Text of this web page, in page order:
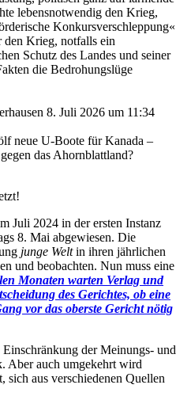
lebensnotwendig den Krieg,
Konkursverschleppung«
Krieg, notfalls ein
Schutz des Landes und seiner
die Bedrohungslüge
8. Juli 2026 um 11:34
neue U-Boote für Kanada –
das Ahornblattland?
Juli 2024 in der ersten Instanz
8. Mai abgewiesen. Die
junge Weltin ihren jährlichen
und beobachten. Nun muss eine
Monaten warten Verlag und
des Gerichtes, ob eine
vor das oberste Gericht nötig
der Meinungs- und
Aber auch umgekehrt wird
aus verschiedenen Quellen